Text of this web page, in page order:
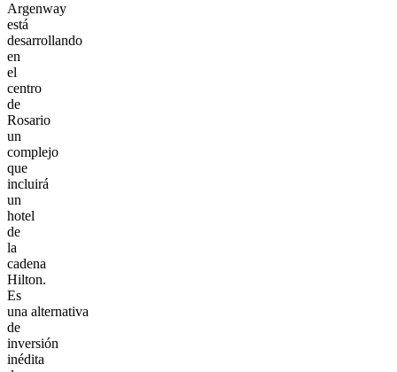
Argenway
está
desarrollando
en
el
centro
de
Rosario
un
complejo
que
incluirá
un
hotel
de
la
cadena
Hilton.
Es
una alternativa
de
inversión
inédita